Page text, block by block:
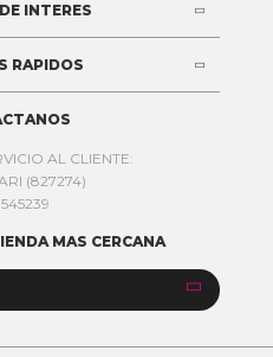
INTERES
RAPIDOS
AL CLIENTE:
(827274)
MAS CERCANA
